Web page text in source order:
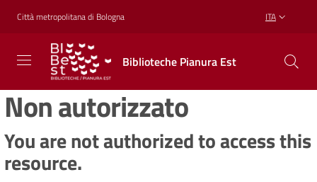
Vai al contenuto
Vai alla navigazione
Vai al footer
Città metropolitana di Bologna ITA
Biblioteche Pianura Est
Biblioteche
Pianura
Est
CONOSCERE,
CREARE,
Non autorizzato
You are not authorized to access this
resource.